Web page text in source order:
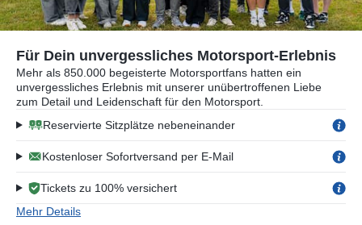
Für Dein unvergessliches Motorsport-Erlebnis
Mehr als 850.000 begeisterte Motorsportfans hatten ein
unvergessliches Erlebnis mit unserer unübertroffenen Liebe
zum Detail und Leidenschaft für den Motorsport.
Reservierte Sitzplätze nebeneinander
Kostenloser Sofortversand per E-Mail
Tickets zu 100% versichert
Mehr Details